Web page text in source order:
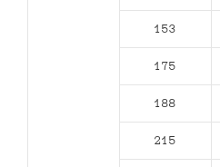
153
175
188
215